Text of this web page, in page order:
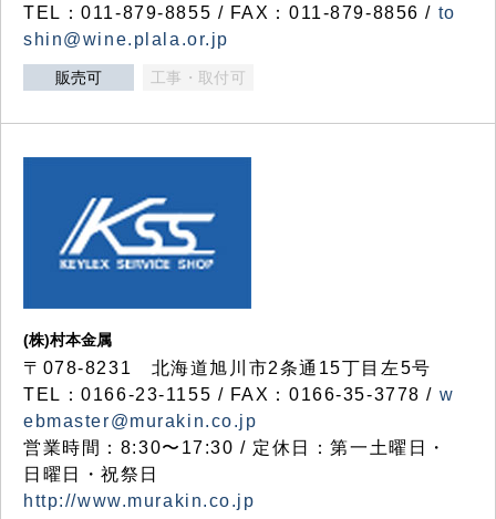
TEL：011-879-8855 / FAX：011-879-8856 / to
shin@wine.plala.or.jp
販売可 工事・取付可
(株)村本金属
〒078-8231 北海道旭川市2条通15丁目左5号
TEL：0166-23-1155 / FAX：0166-35-3778 / w
ebmaster@murakin.co.jp
営業時間：8:30〜17:30 / 定休日：第一土曜日・
日曜日・祝祭日
http://www.murakin.co.jp